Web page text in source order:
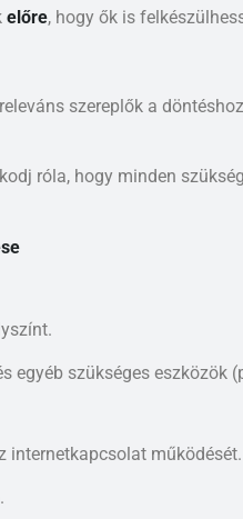
előre, hogy ők is
szereplők a
róla, hogy minden
egyéb szükséges eszközök
internetkapcsolat működését.
.